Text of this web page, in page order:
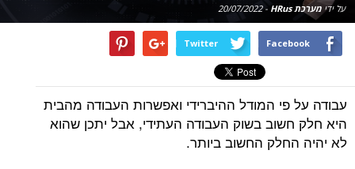
על ידי מערכת HRus -
20/07/2022
Facebook
Twitter
עבודה על פי המודל ההיברידי ואפשרות העבודה מהבית
היא חלק חשוב בשוק העבודה העתידי, אבל יתכן שהוא
לא יהיה החלק החשוב ביותר.